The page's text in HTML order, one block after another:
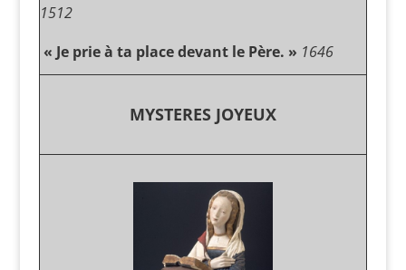
1512
« Je prie à ta place devant le Père. » 1646
MYSTERES JOYEUX